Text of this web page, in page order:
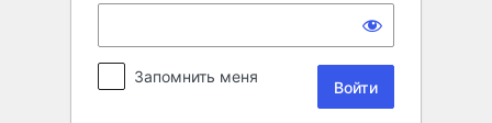
Запомнить меня